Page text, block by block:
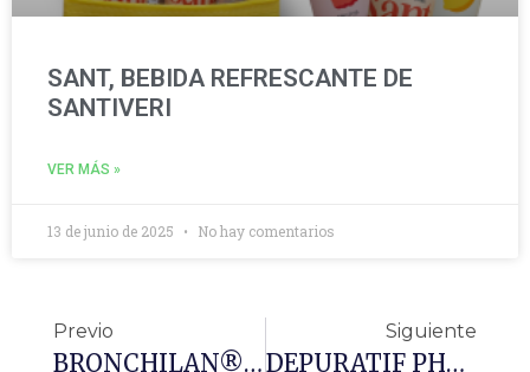
SANT, BEBIDA REFRESCANTE DE
SANTIVERI
VER MÁS »
13 de junio de 2025 No hay comentarios
Previo
BRONCHILAN® Jarabe
Siguiente
DEPURATIF PHYTO BIO 32